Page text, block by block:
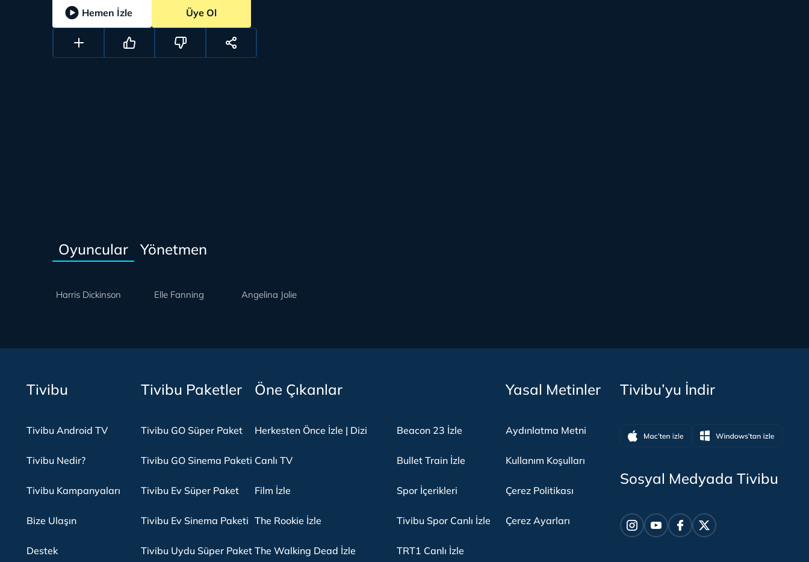
Hemen İzle
Üye Ol
Oyuncular Yönetmen
Harris Dickinson Elle Fanning Angelina Jolie
Tivibu
Tivibu Android TV
Tivibu Nedir?
Tivibu Kampanyaları
Bize Ulaşın
Destek
Tivibu Paketler
Tivibu GO Süper Paket
Tivibu GO Sinema Paketi
Tivibu Ev Süper Paket
Tivibu Ev Sinema Paketi
Tivibu Uydu Süper Paket
Öne Çıkanlar
Herkesten Önce İzle | Dizi
Canlı TV
Film İzle
The Rookie İzle
The Walking Dead İzle
Beacon 23 İzle
Bullet Train İzle
Spor İçerikleri
Tivibu Spor Canlı İzle
TRT1 Canlı İzle
Yasal Metinler
Aydınlatma Metni
Kullanım Koşulları
Çerez Politikası
Çerez Ayarları
Tivibu’yu İndir
Sosyal Medyada Tivibu